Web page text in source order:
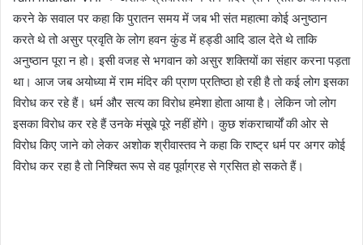
करने के सवाल पर कहा कि पुरातन समय में जब भी संत महात्मा कोई अनुष्ठान
करते थे तो असुर प्रवृति के लोग हवन कुंड में हड्डी आदि डाल देते थे ताकि
अनुष्ठान पूरा न हो। इसी वजह से भगवान को असुर शक्तियों का संहार करना पड़ता
था। आज जब अयोध्या में राम मंदिर की प्राण प्रतिष्ठा हो रही है तो कई लोग इसका
विरोध कर रहे हैं। धर्म और सत्य का विरोध हमेशा होता आया है। लेकिन जो लोग
इसका विरोध कर रहे हैं उनके मंसूबे पूरे नहीं होंगे। कुछ शंकराचार्यों की ओर से
विरोध किए जाने को लेकर अशोक श्रीवास्तव ने कहा कि राष्ट्र धर्म पर अगर कोई
विरोध कर रहा है तो निश्चित रूप से वह पूर्वाग्रह से ग्रसित हो सकते हैं।